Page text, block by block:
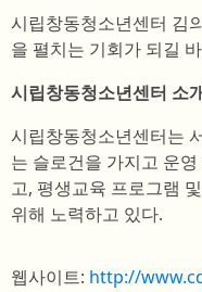
시립창동청소년센터 김
을 펼치는 기회가 되길
시립창동청소년센터 소
시립창동청소년센터는
는 슬로건을 가지고 운
고, 평생교육 프로그램
위해 노력하고 있다.
웹사이트: http://